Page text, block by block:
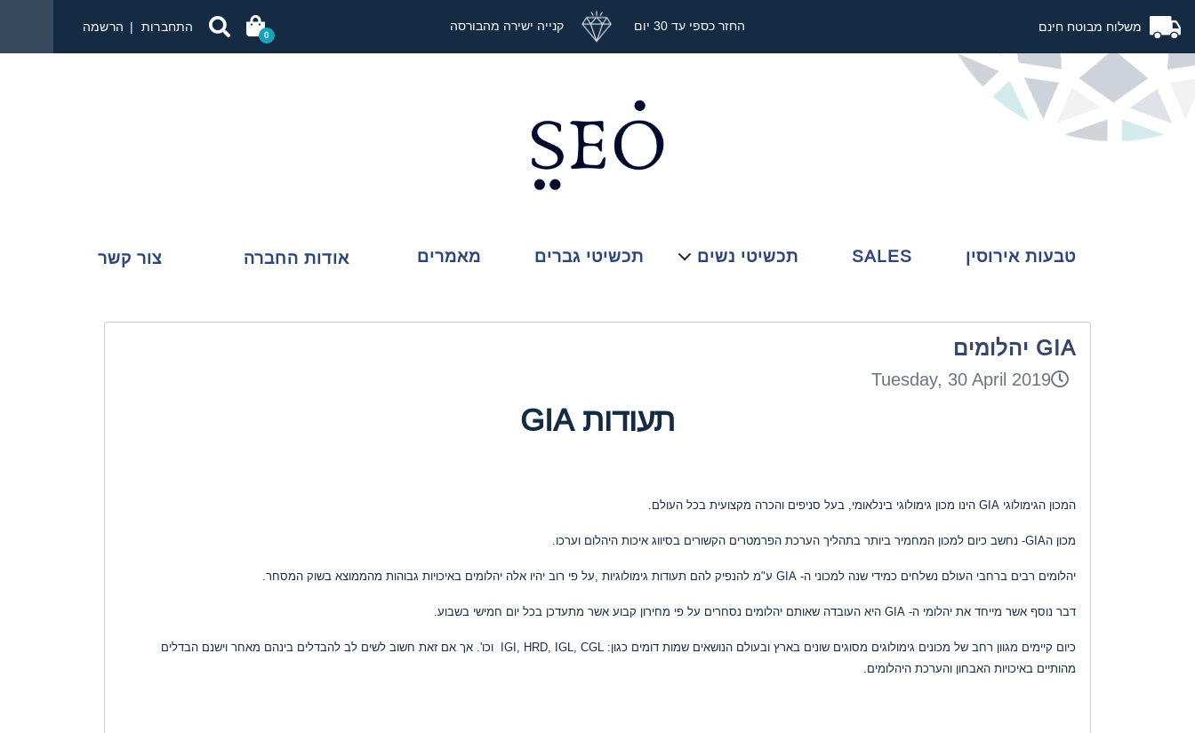
החזר כספי עד 30 יום קנייה ישירה מהבורסה הרשמה התחברות
0
טבעות אירוסין SALES תכשיטי נשים תכשיטי גברים מאמרים אודות החברה צור קשר
GIA יהלומים
Tuesday, 30 April 2019
תעודות GIA
המכון הגימולוגי GIA הינו מכון גימולוגי בינלאומי, בעל סניפים והכרה מקצועית בכל העולם.
מכון הGIA- נחשב כיום למכון המחמיר ביותר בתהליך הערכת הפרמטרים הקשורים בסיווג איכות היהלום וערכו.
יהלומים רבים ברחבי העולם נשלחים כמידי שנה למכוני ה- GIA ע"מ להנפיק להם תעודות גימולוגיות ,על פי רוב יהיו אלה יהלומים באיכויות גבוהות מהממוצא בשוק המסחר.
דבר נוסף אשר מייחד את יהלומי ה- GIA היא העובדה שאותם יהלומים נסחרים על פי מחירון קבוע אשר מתעדכן בכל יום חמישי בשבוע.
כיום קיימים מגוון רחב של מכונים גימולוגים מסוגים שונים בארץ ובעולם הנושאים שמות דומים כגון: IGI, HRD, IGL, CGL וכו'. אך אם זאת חשוב לשים לב להבדלים בינהם מאחר וישנם הבדלים
מהותיים באיכויות האבחון והערכת היהלומים.